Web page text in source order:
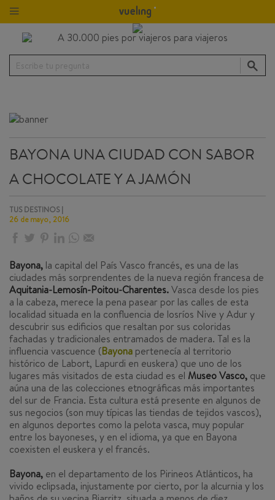
Escribe tu pregunta
BAYONA UNA CIUDAD CON SABOR
A CHOCOLATE Y A JAMÓN
TUS DESTINOS |
26 de mayo, 2016
Bayona, la capital del País Vasco francés, es una de las
ciudades más sorprendentes de la nueva región francesa de
Aquitania-Lemosín-Poitou-Charentes.Vasca desde los pies
a la cabeza, merece la pena pasear por las calles de esta
localidad situada en la confluencia de losríos Nive y Adur y
descubrir sus edificios que resaltan por sus coloridas
fachadas y tradicionales entramados de madera. Tal es la
influencia vascuence (Bayona pertenecía al territorio
histórico de Labort, Lapurdi en euskera) que uno de los
lugares más visitados de esta ciudad es el Museo Vasco, que
aúna una de las colecciones etnográficas más importantes
del sur de Francia. Esta cultura está presente en algunos de
sus negocios (son muy típicas las tiendas de tejidos vascos),
en algunos deportes como la pelota vasca, muy popular
entre los bayoneses, y en el idioma, ya que en Bayona
coexisten el euskera y el francés.
Bayona, en el departamento de los Pirineos Atlánticos, ha
vivido eclipsada, injustamente por cierto, por la alcurnia y los